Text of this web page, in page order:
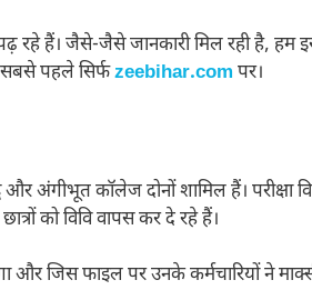
रहे हैं। जैसे-जैसे जानकारी मिल रही है, हम
पहले सिर्फzeebihar.com पर।
अंगीभूत कॉलेज दोनों शामिल हैं। परीक्षा
को विवि वापस कर दे रहे हैं।
जिस फाइल पर उनके कर्मचारियों ने